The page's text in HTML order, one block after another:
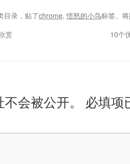
目录，贴了chrome,愤怒的小鸟标签。将
赏 10个
会被公开。 必填项